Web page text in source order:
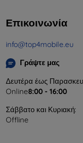
Επικοινωνία
info@top4mobile.eu
Γράψτε μας
Δευτέρα έως
Online8:00 - 16:00
Σάββατο και Κυριακή:
Offline